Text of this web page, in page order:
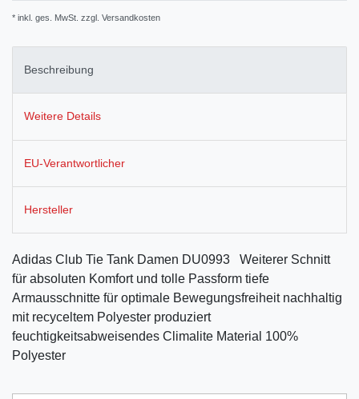
* inkl. ges. MwSt. zzgl. Versandkosten
Beschreibung
Weitere Details
EU-Verantwortlicher
Hersteller
Adidas Club Tie Tank Damen DU0993 Weiterer Schnitt
für absoluten Komfort und tolle Passform tiefe
Armausschnitte für optimale Bewegungsfreiheit nachhaltig
mit recyceltem Polyester produziert
feuchtigkeitsabweisendes Climalite Material 100%
Polyester